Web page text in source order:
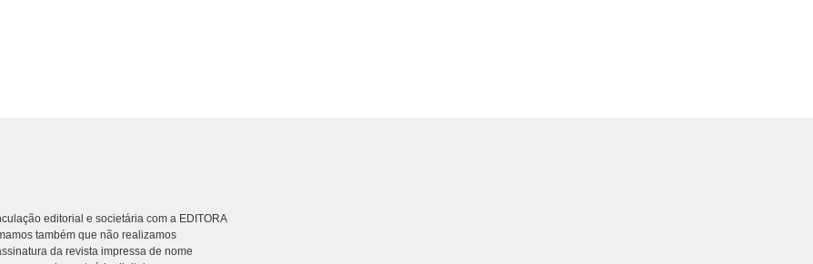
editorial e societária com a EDITORA
também que não realizamos
da revista impressa de nome